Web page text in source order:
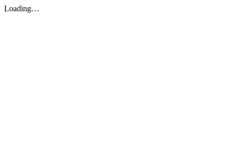
Loading…